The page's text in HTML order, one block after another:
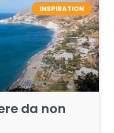
INSPIRATION
da non